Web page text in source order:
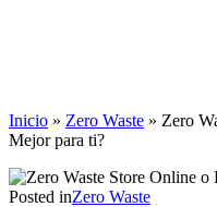
Inicio » Zero Waste » Zero
Mejor para ti?
Posted inZero Waste